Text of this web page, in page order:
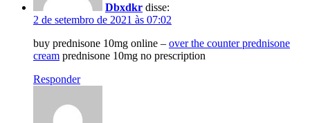
Dbxdkr disse:
2 de setembro de 2021 às 07:02
buy prednisone 10mg online – over the counter prednisone
cream prednisone 10mg no prescription
Responder